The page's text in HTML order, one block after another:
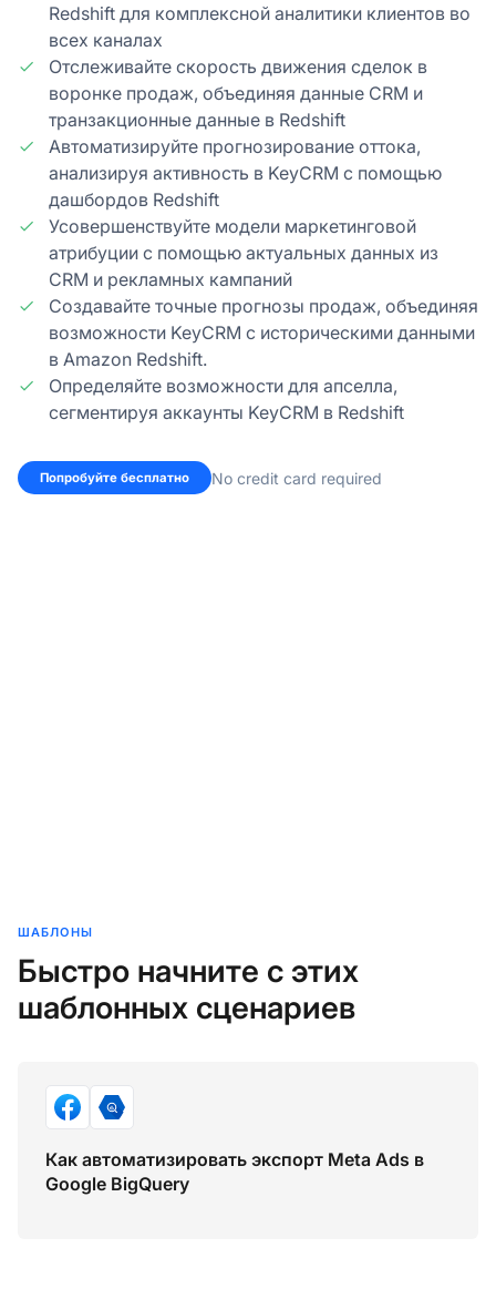
Redshift для комплексной аналитики клиентов во
всех каналах
Отслеживайте скорость движения сделок в
воронке продаж, объединяя данные CRM и
транзакционные данные в Redshift
Автоматизируйте прогнозирование оттока,
анализируя активность в KeyCRM с помощью
дашбордов Redshift
Усовершенствуйте модели маркетинговой
атрибуции с помощью актуальных данных из
CRM и рекламных кампаний
Создавайте точные прогнозы продаж, объединяя
возможности KeyCRM с историческими данными
в Amazon Redshift.
Определяйте возможности для апселла,
сегментируя аккаунты KeyCRM в Redshift
Попробуйте бесплатно No credit card required
ШАБЛОНЫ
Быстро начните с этих
шаблонных сценариев
Как автоматизировать экспорт Meta Ads в
Google BigQuery